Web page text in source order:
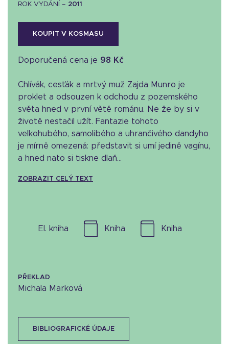
ROK VYDÁNÍ – 2011
KOUPIT V KOSMASU
Doporučená cena je 98 Kč
Chlívák, cesťák a mrtvý muž Zajda Munro je
proklet a odsouzen k odchodu z pozemského
světa hned v první větě románu. Ne že by si v
životě nestačil užít. Fantazie tohoto
velkohubého, samolibého a uhrančivého dandyho
je mírně omezená: představit si umí jedině vagínu,
a hned nato si tiskne dlaň...
ZOBRAZIT CELÝ TEXT
el. kniha kniha kniha
PŘEKLAD
Michala Marková
BIBLIOGRAFICKÉ ÚDAJE